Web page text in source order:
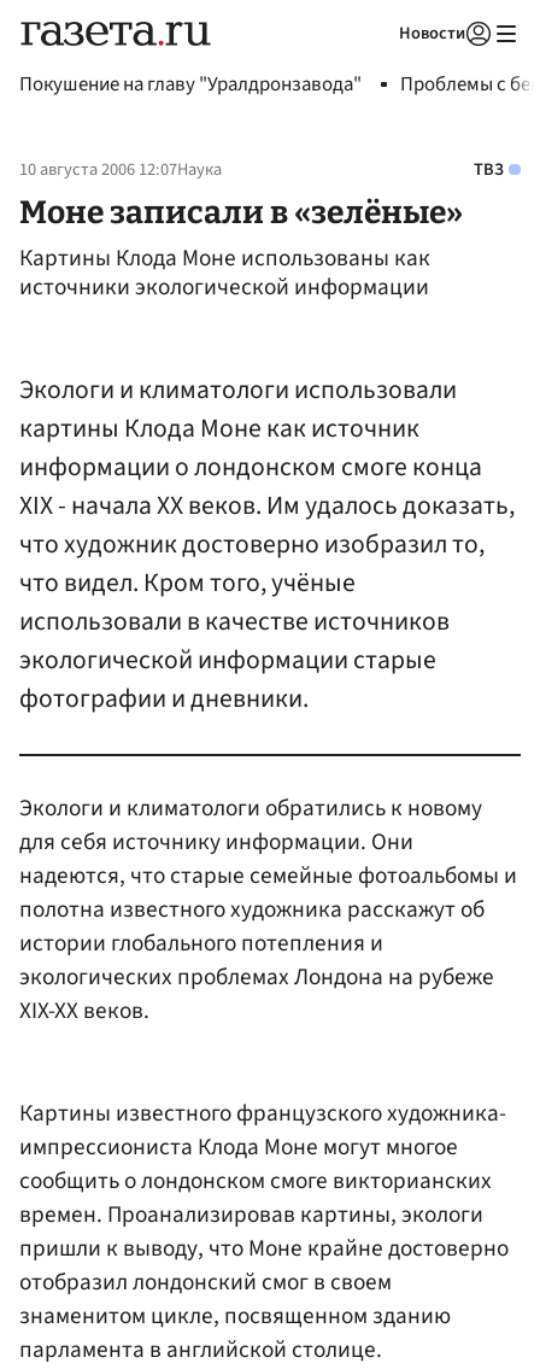
Новости
Покушение на главу "Уралдронзавода" Проблемы с
10 августа 2006 12:07Наука ТВЗ
Моне записали в «зелёные»
Картины Клода Моне использованы как
источники экологической информации
Экологи и климатологи использовали
картины Клода Моне как источник
информации о лондонском смоге конца
XIX - начала XX веков. Им удалось доказать,
что художник достоверно изобразил то,
что видел. Кром того, учёные
использовали в качестве источников
экологической информации старые
фотографии и дневники.
Экологи и климатологи обратились к новому
для себя источнику информации. Они
надеются, что старые семейные фотоальбомы и
полотна известного художника расскажут об
истории глобального потепления и
экологических проблемах Лондона на рубеже
XIX-XX веков.
Картины известного французского художника-
импрессиониста Клода Моне могут многое
сообщить о лондонском смоге викторианских
времен. Проанализировав картины, экологи
пришли к выводу, что Моне крайне достоверно
отобразил лондонский смог в своем
знаменитом цикле, посвященном зданию
парламента в английской столице.